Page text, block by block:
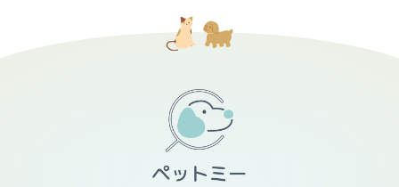
尻尾とすらっとした身体でドーベルマンを想起させる見た
目だと思いますが、私の飼い犬の場合には最初から尻尾を
い。購入した時は子犬だったのでまだ耳も垂れており、そ
んな愛くるしいルックスもあって、第一印象は「なんだこ
の可愛いが詰まった生き物は」でした。 飼い始めは弱々
しさが目立っていたので身体が弱いのかなと不安もありま
したが、想像の遥か上をいく逞しさに成長して今は寧ろ困
るくらいで、生活は一日2回の散歩を含め、犬が中心にな
にでもガジガジ噛み いたずらばかりするので大変でし
た。 パピーパーティーやしつけ教室に通ったり、トレー
ナーさんに来てもらったりと 色々なトレーニングを経
かりました。 小型犬ですが、ものすごい運動量を必要と
しているので、ドッグランでも大型犬に負けないくらい走
っています。 しかも結構なスピードで走るのがすごいで
す。 ドッグラン内で犬同士のコミュニティもあるよう
で、先輩犬から上下関係を学んでいました。 普段の散歩
プラス、定期的にドッグランで走らせないとストレスが溜
おくと自然乾燥します。トリミング代も他の犬種に比べる
と安くすみます。爪が黒いので自分できるのは難しいで
毛種が欲しいと思っていました。先住犬と仲良くお互い遊
びあってくれたらいいなあと思っていました。思っていた
ほど仲良くはなりませんでしたが一緒に遊んだりもしてい
ました。その後亡くなり、またあたらしく迎えた柴犬とは
仲良くなってくれました。やんちゃな子犬の遊び相手にな
ってくれたり寒い日は仲良くひっついて寝ているのをみる